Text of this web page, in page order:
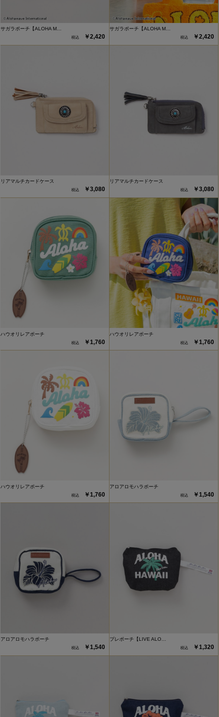
サガラポーチ【ALOHA M…
￥2,420
サガラポーチ【ALOHA M…
￥2,420
リアマルチカードケース
￥3,080
リアマルチカードケース
￥3,080
ハウオリレアポーチ
￥1,760
ハウオリレアポーチ
￥1,760
ハウオリレアポーチ
￥1,760
アロアロモハラポーチ
￥1,540
アロアロモハラポーチ
￥1,540
プレポーチ【LIVE ALO…
￥1,320